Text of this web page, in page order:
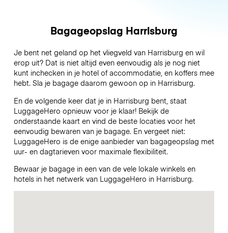
Bagageopslag Harrisburg
Je bent net geland op het vliegveld van Harrisburg en wil
erop uit? Dat is niet altijd even eenvoudig als je nog niet
kunt inchecken in je hotel of accommodatie, en koffers mee
hebt. Sla je bagage daarom gewoon op in Harrisburg.
En de volgende keer dat je in Harrisburg bent, staat
LuggageHero opnieuw voor je klaar! Bekijk de
onderstaande kaart en vind de beste locaties voor het
eenvoudig bewaren van je bagage. En vergeet niet:
LuggageHero is de enige aanbieder van bagageopslag met
uur- en dagtarieven voor maximale flexibiliteit.
Bewaar je bagage in een van de vele lokale winkels en
hotels in het netwerk van LuggageHero in Harrisburg.